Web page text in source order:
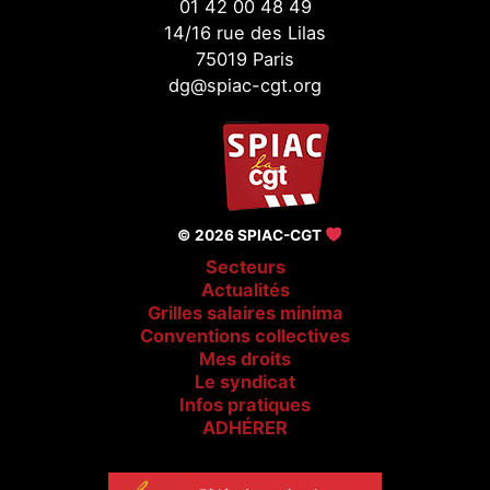
01 42 00 48 49
14/16 rue des Lilas
75019 Paris
dg@spiac-cgt.org
© 2026 SPIAC-CGT
Secteurs
Actualités
Grilles salaires minima
Conventions collectives
Mes droits
Le syndicat
Infos pratiques
ADHÉRER